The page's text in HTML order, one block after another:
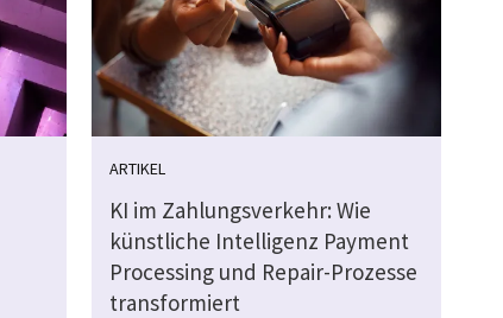
ARTIKEL
KI im Zahlungsverkehr: Wie
künstliche Intelligenz Payment
Processing und Repair-Prozesse
transformiert